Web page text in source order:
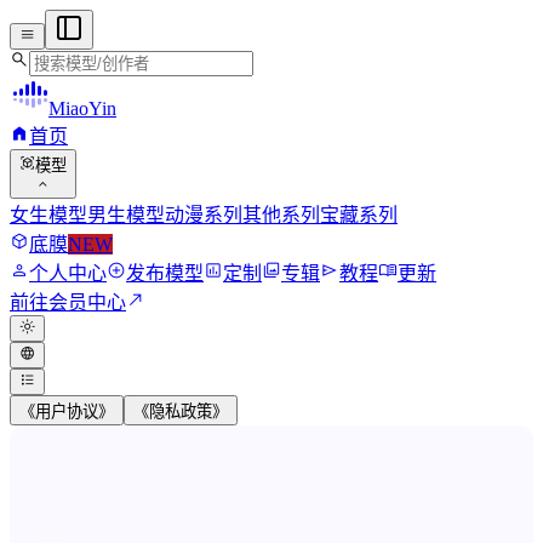
menu
search
MiaoYin
home首页
view_in_ar模型
expand_more
女生模型男生模型动漫系列 其他系列 宝藏系列
deployed_code底膜NEW
person个人中心add_circle发布模型assessment定制 photo_library专辑send教程menu_book更新
前往会员中心north_east
light_mode
language
format_list_bulleted
《用户协议》 《隐私政策》